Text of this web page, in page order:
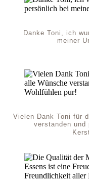
Danke Toni, ich
meiner
Vielen Dank Toni für
verstanden und